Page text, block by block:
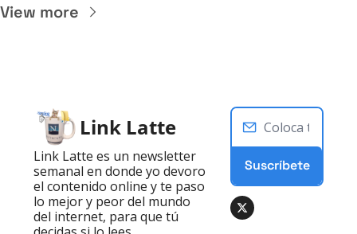
View more
Link Latte
Link Latte es un newsletter
semanal en donde yo devoro
el contenido online y te paso
lo mejor y peor del mundo
del internet, para que tú
Suscríbete